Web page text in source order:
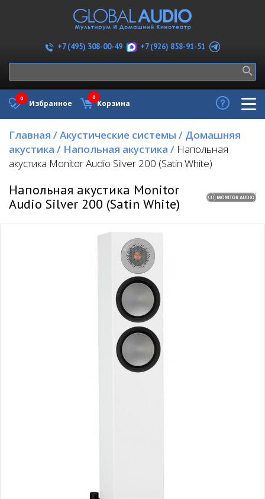
+7 (495) 308-00-49 +7 (926) 858-91-51
Избранное
0
Корзина
0
Главная /Акустические системы / Домашняя
акустика / Напольная акустика / Напольная
акустика Monitor Audio Silver 200 (Satin White)
Напольная акустика Monitor
Audio Silver 200 (Satin White)